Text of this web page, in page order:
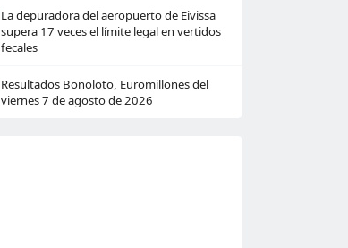
La depuradora del aeropuerto de Eivissa
supera 17 veces el límite legal en vertidos
fecales
Resultados Bonoloto, Euromillones del
viernes 7 de agosto de 2026